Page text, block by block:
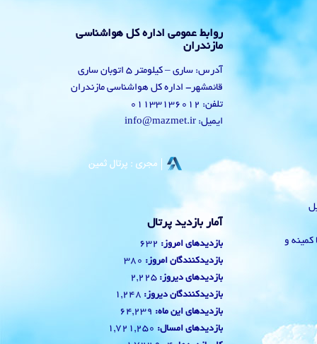
با کمینه و
روابط عمومی اداره کل هواشناسی
مازندران
آدرس: ساری – کیلومتر 5 اتوبان ساری
قائمشهر- اداره کل هواشناسی مازندران
تلفن: 01133136012
ایمیل: info@mazmet.ir
آمار بازدید پرتال
بازدیدهای امروز: 632
بازدیدکنندگان امروز: 380
بازدیدهای دیروز: 2,225
بازدیدکنندگان دیروز: 1,248
بازدیدهای این ماه: 64,239
بازدیدهای امسال: 1,721,250